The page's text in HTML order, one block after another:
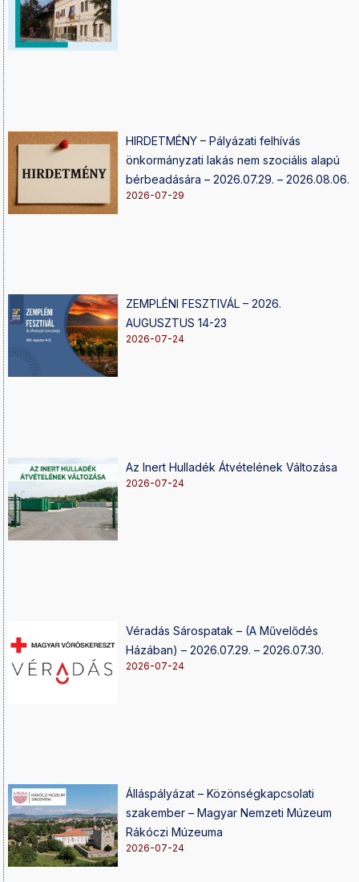
HIRDETMÉNY – Pályázati felhívás
önkormányzati lakás nem szociális alapú
bérbeadására – 2026.07.29. – 2026.08.06.
2026-07-29
ZEMPLÉNI FESZTIVÁL – 2026.
AUGUSZTUS 14-23
2026-07-24
Az Inert Hulladék Átvételének Változása
2026-07-24
Véradás Sárospatak – (A Művelődés
Házában) – 2026.07.29. – 2026.07.30.
2026-07-24
Álláspályázat – Közönségkapcsolati
szakember – Magyar Nemzeti Múzeum
Rákóczi Múzeuma
2026-07-24